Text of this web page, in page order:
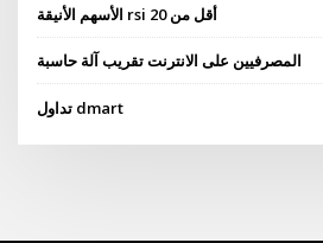
الأسهم الأنيقة rsi أقل من 20
المصرفيين على الانترنت تقريب آلة حاسبة
تداول dmart